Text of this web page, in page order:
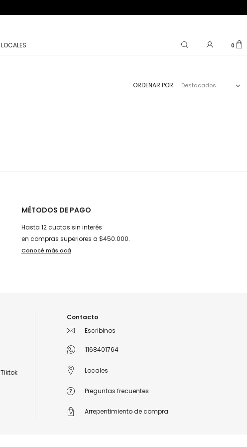
LOCALES 0
ORDENAR POR: Destacados
MÉTODOS DE PAGO
Hasta 12 cuotas sin interés
en compras superiores a $450.000.
Conocé más acá
Tiktok
Contacto
Escribinos
1168401764
Locales
Preguntas frecuentes
Arrepentimiento de compra